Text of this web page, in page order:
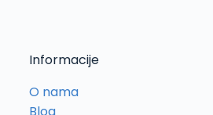
Informacije
O nama